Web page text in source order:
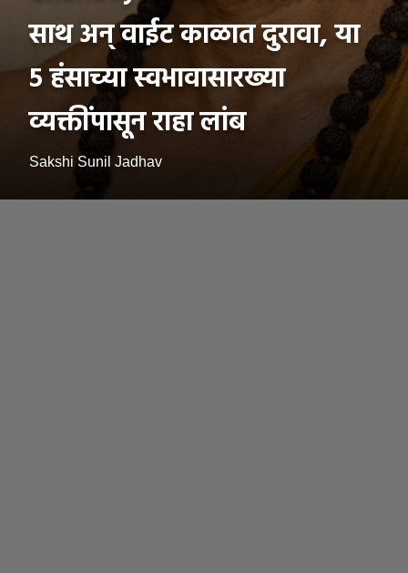
साथ अन् वाईट काळात दुरावा, या
५ हंसाच्या स्वभावासारख्या
व्यक्तींपासून राहा लांब
Sakshi Sunil Jadhav